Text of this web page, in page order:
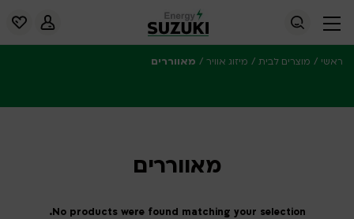
ראשי / מוצרים לבית / מיזוג אוויר / מאווררים
מאווררים
No products were found matching your selection.